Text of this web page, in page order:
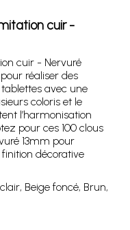
cuir -
cuir - Nervuré
réaliser des
avec une
coloris et le
l’harmonisation
pour ces 100 clous
13mm pour
décorative
Beige foncé, Brun,